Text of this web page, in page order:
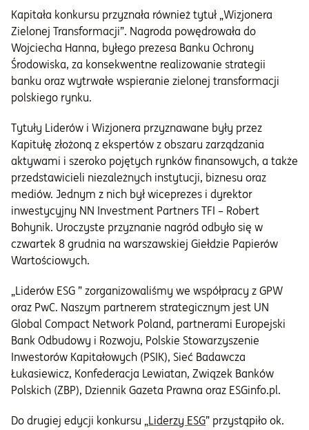
Kapitała konkursu przyznała również tytuł „Wizjonera
Zielonej Transformacji”. Nagroda powędrowała do
Wojciecha Hanna, byłego prezesa Banku Ochrony
Środowiska, za konsekwentne realizowanie strategii
banku oraz wytrwałe wspieranie zielonej transformacji
polskiego rynku.
Tytuły Liderów i Wizjonera przyznawane były przez
Kapitułę złożoną z ekspertów z obszaru zarządzania
aktywami i szeroko pojętych rynków finansowych, a także
przedstawicieli niezależnych instytucji, biznesu oraz
mediów. Jednym z nich był wiceprezes i dyrektor
inwestycyjny NN Investment Partners TFI – Robert
Bohynik. Uroczyste przyznanie nagród odbyło się w
czwartek 8 grudnia na warszawskiej Giełdzie Papierów
Wartościowych.
„Liderów ESG ” zorganizowaliśmy we współpracy z GPW
oraz PwC. Naszym partnerem strategicznym jest UN
Global Compact Network Poland, partnerami Europejski
Bank Odbudowy i Rozwoju, Polskie Stowarzyszenie
Inwestorów Kapitałowych (PSIK), Sieć Badawcza
Łukasiewicz, Konfederacja Lewiatan, Związek Banków
Polskich (ZBP), Dziennik Gazeta Prawna oraz ESGinfo.pl.
Do drugiej edycji konkursu „Liderzy ESG” przystąpiło ok.